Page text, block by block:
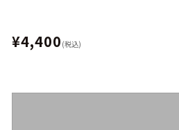
¥4,400 (税込)